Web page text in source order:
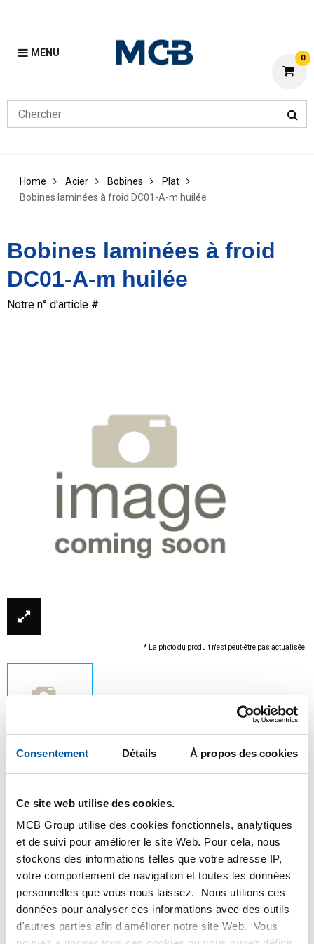
Consentement Détails À propos des cookies
Ce site web utilise des cookies.
MCB Group utilise des cookies fonctionnels, analytiques
et de suivi pour améliorer le site Web. Pour cela, nous
stockons des informations telles que votre adresse IP,
votre comportement de navigation et toutes les données
personnelles que vous nous laissez. Nous utilions ces
données pour analyser ces informations avec des outils
d'autres parties afin d'améliorer notre site Web. Vous
MENU 0
Home Acier Bobines
Plat
Bobines laminées à froid DC01-A-m huilée
Bobines laminées à froid
DC01-A-m huilée
Notre n° d'article #
* La photo du produit n'est peut-être pas actualisée.
plus d'information, veuillez contacter notre
service client.
Commandez avec vos propres numéros d’articles
Calculez avec les prix MCB actuels
Suivez votre commande avec Track&Trace